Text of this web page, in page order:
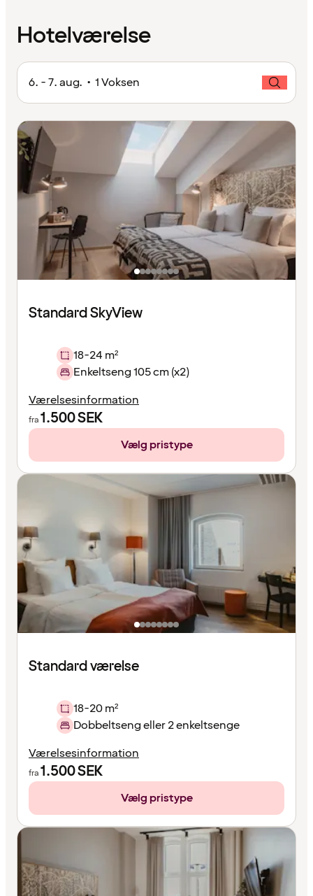
Hotelværelse
6. - 7. aug. • 1 Voksen
Standard SkyView
18-24 m²
Enkeltseng 105 cm (x2)
Værelsesinformation
fra1.500SEK
Vælg pristype
Standard værelse
18-20 m²
Dobbeltseng eller 2 enkeltsenge
Værelsesinformation
fra1.500SEK
Vælg pristype